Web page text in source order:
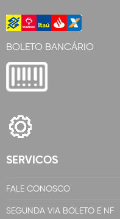
BOLETO BANCÁRIO
SERVICOS
FALE CONOSCO
SEGUNDA VIA BOLETO E NF